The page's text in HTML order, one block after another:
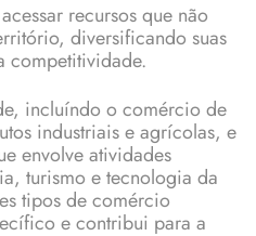
recursos que não
diversificando suas
competitividade.
incluíndo o comércio de
industriais e agrícolas, e
envolve atividades
turismo e tecnologia da
tipos de comércio
e contribui para a